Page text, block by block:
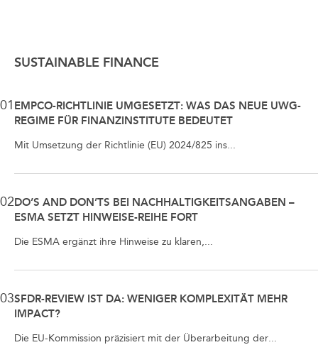
SUSTAINABLE FINANCE
01 EMPCO-RICHTLINIE UMGESETZT: WAS DAS NEUE UWG-
REGIME FÜR FINANZINSTITUTE BEDEUTET
Mit Umsetzung der Richtlinie (EU) 2024/825 ins...
02 DO’S AND DON’TS BEI NACHHALTIGKEITSANGABEN –
ESMA SETZT HINWEISE-REIHE FORT
Die ESMA ergänzt ihre Hinweise zu klaren,...
03SFDR-REVIEW IST DA: WENIGER KOMPLEXITÄT MEHR
IMPACT?
Die EU-Kommission präzisiert mit der Überarbeitung der...